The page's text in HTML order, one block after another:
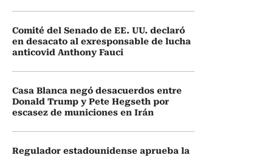
Comité del Senado de EE. UU. declaró
en desacato al exresponsable de lucha
anticovid Anthony Fauci
Casa Blanca negó desacuerdos entre
Donald Trump y Pete Hegseth por
escasez de municiones en Irán
Regulador estadounidense aprueba la